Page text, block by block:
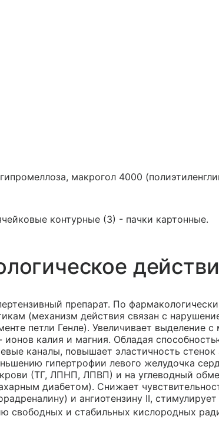
гипромеллоза, макрогол 4000
контурные (3) - пачки картонные.
препарат. По
(механизм действия связан с
петли Генле). Увеличивает выделение
калия и магния. Обладая
каналы, повышает эластичность
гипертрофии левого желудочка
(ТГ, ЛПНП, ЛПВП) и на углеводный
диабетом). Снижает
и ангиотензину II, стимулирует
свободных и стабильных кислородных